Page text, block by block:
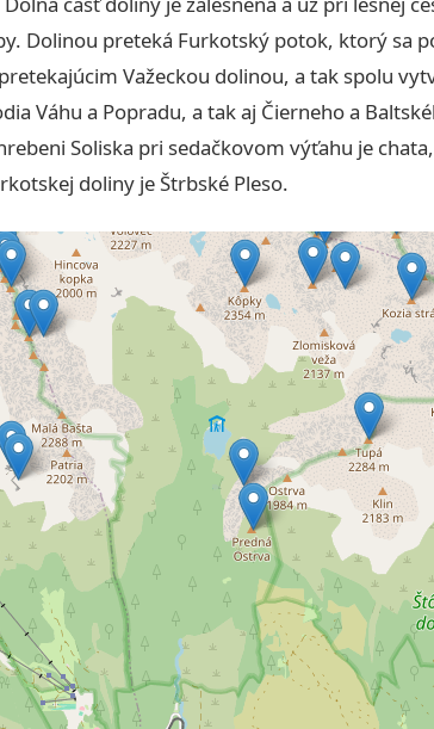
Dolinou preteká Furkotský potok, ktorý sa
Važeckou dolinou, a tak spolu
Váhu a Popradu, a tak aj Čierneho a
Soliska pri sedačkovom výťahu je
doliny je Štrbské Pleso.